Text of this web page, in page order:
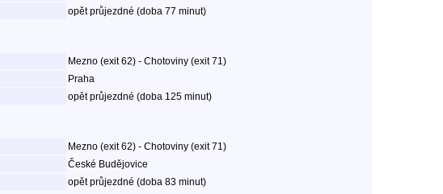
opět průjezdné (doba 77 minut)
Mezno (exit 62) - Chotoviny (exit 71)
Praha
opět průjezdné (doba 125 minut)
Mezno (exit 62) - Chotoviny (exit 71)
České Budějovice
opět průjezdné (doba 83 minut)